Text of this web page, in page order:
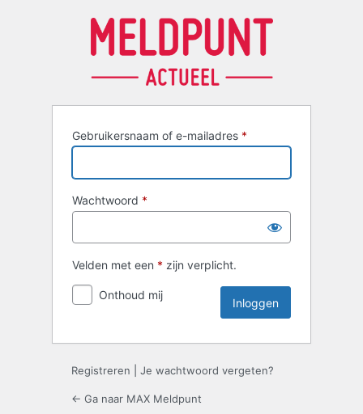
Gebruikersnaam of e-mailadres *
Wachtwoord *
Velden met een * zijn verplicht.
Onthoud mij
Registreren Je wachtwoord vergeten?
← Ga naar MAX Meldpunt